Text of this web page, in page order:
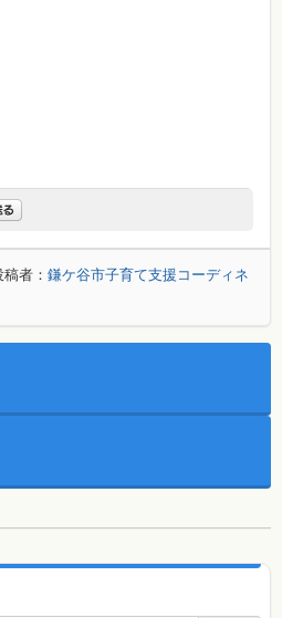
稿者： 鎌ケ谷市子育て支援コーディネ
ン
ション